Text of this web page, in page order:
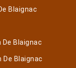
Blaignac
Blaignac
De Blaignac